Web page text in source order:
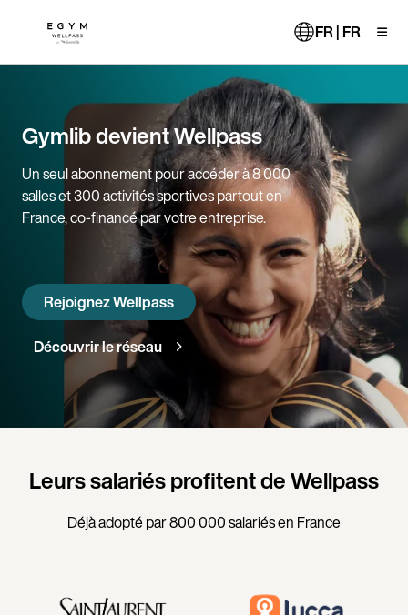
contenu FR | FR
Gymlib devient Wellpass
Un seul abonnement pour accéder à 8 000
salles et 300 activités sportives partout en
France, co-financé par votre entreprise.
Rejoignez Wellpass
Découvrir le réseau
Leurs salariés profitent de Wellpass
Déjà adopté par 800 000 salariés en France